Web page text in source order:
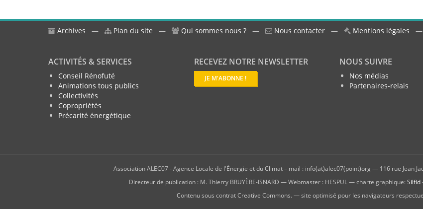
Archives — Plan du site — Qui sommes nous ? — Nous contacter — Mentions légales
ACTIVITÉS & SERVICES
Conseil Rénofuté
Animations tous publics
Collectivités
Copropriétés
Précarité énergétique
RECEVEZ NOTRE NEWSLETTER
JE M'ABONNE !
NOUS SUIVRE
Nos médias
Partenaires-relais
Association ALEC07 - Agence Locale de l'Énergie et du Climat – mail : info(at)alec07(point)org — 116 rue Jean
Directeur de publication : M. Thierry BRUYÈRE-ISNARD — Webmaster : HESPUL — charte graphique:Silfid
Contenu sous contrat Creative Commons. — site optimisé pour les navigateurs